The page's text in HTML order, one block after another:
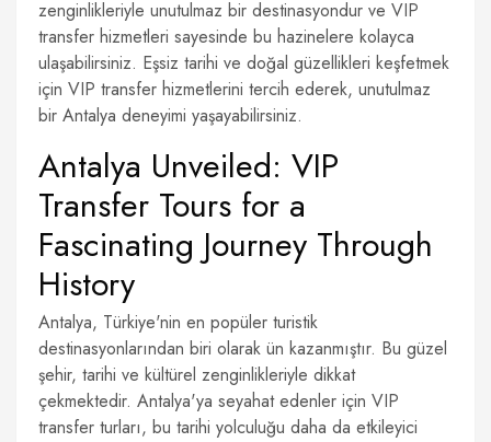
zenginlikleriyle unutulmaz bir destinasyondur ve VIP
transfer hizmetleri sayesinde bu hazinelere kolayca
ulaşabilirsiniz. Eşsiz tarihi ve doğal güzellikleri keşfetmek
için VIP transfer hizmetlerini tercih ederek, unutulmaz
bir Antalya deneyimi yaşayabilirsiniz.
Antalya Unveiled: VIP
Transfer Tours for a
Fascinating Journey Through
History
Antalya, Türkiye'nin en popüler turistik
destinasyonlarından biri olarak ün kazanmıştır. Bu güzel
şehir, tarihi ve kültürel zenginlikleriyle dikkat
çekmektedir. Antalya'ya seyahat edenler için VIP
transfer turları, bu tarihi yolculuğu daha da etkileyici